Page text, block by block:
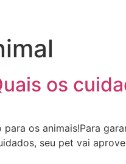
os
os animais!Para
seu pet vai